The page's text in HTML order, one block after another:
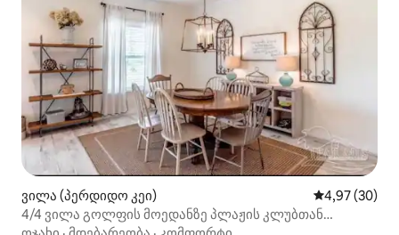
ვილა (პერდიდო კეი) საშუალო
4,97 (30)
4/4 ვილა გოლფის მოედანზე პლაჟის კლუბთან
დაკარგულ გასაღებში